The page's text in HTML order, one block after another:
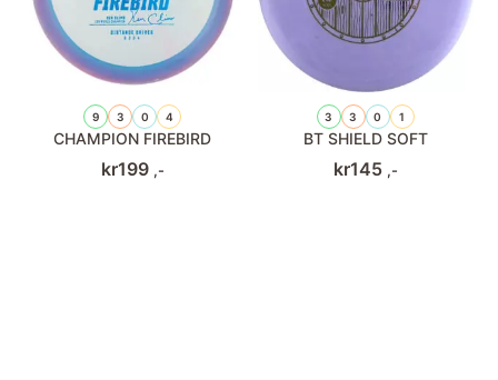
9 3 0 4
CHAMPION FIREBIRD
kr199 ,-
3 3 0 1
BT SHIELD SOFT
kr145 ,-